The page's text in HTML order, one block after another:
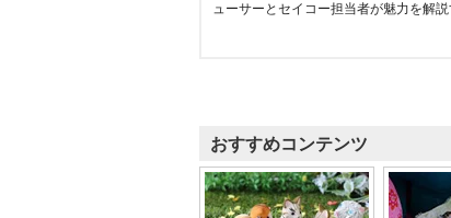
ューサーとセイコー担当者が魅力を解説
おすすめコンテンツ